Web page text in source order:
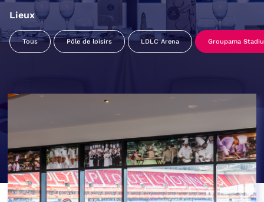
Lieux
Tous Pôle de loisirs LDLC Arena Groupama